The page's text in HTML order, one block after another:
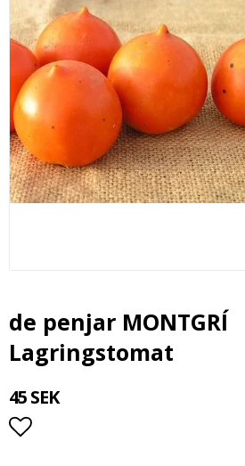
de penjar MONTGRÍ
Lagringstomat
45 SEK